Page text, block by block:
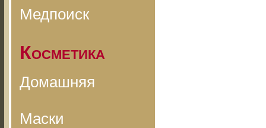
Медпоиск
Косметика
Домашняя
Маски